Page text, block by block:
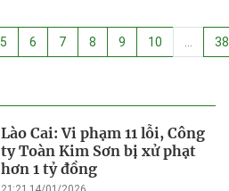
5 6 7 8 9 10 ... 38
Lào Cai: Vi phạm 11 lỗi, Công
ty Toàn Kim Sơn bị xử phạt
hơn 1 tỷ đồng